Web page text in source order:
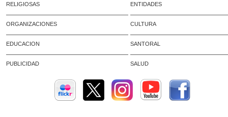
RELIGIOSAS ENTIDADES
ORGANIZACIONES CULTURA
EDUCACION SANTORAL
PUBLICIDAD SALUD